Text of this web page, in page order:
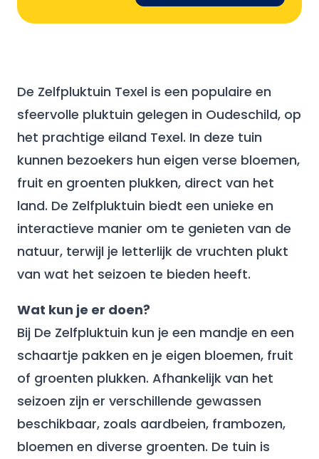
De Zelfpluktuin Texel is een populaire en
sfeervolle pluktuin gelegen in Oudeschild, op
het prachtige eiland Texel. In deze tuin
kunnen bezoekers hun eigen verse bloemen,
fruit en groenten plukken, direct van het
land. De Zelfpluktuin biedt een unieke en
interactieve manier om te genieten van de
natuur, terwijl je letterlijk de vruchten plukt
van wat het seizoen te bieden heeft.
Wat kun je er doen?
Bij De Zelfpluktuin kun je een mandje en een
schaartje pakken en je eigen bloemen, fruit
of groenten plukken. Afhankelijk van het
seizoen zijn er verschillende gewassen
beschikbaar, zoals aardbeien, frambozen,
bloemen en diverse groenten. De tuin is